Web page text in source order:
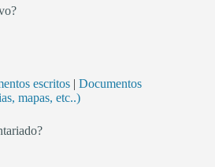
escritos | Documentos
mapas, etc..)